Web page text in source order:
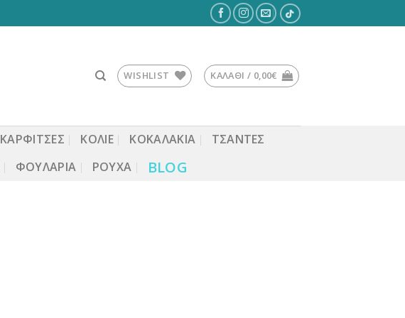
WISHLIST ΚΑΛΆΘΙ / 0,00€
ΚΑΡΦΙΤΣΕΣ ΚΟΛΙΕ ΚΟΚΑΛΆΚΙΑ
ΤΣΆΝΤΕΣ
ΦΟΥΛΆΡΙΑ ΡΟΎΧΑ BLOG